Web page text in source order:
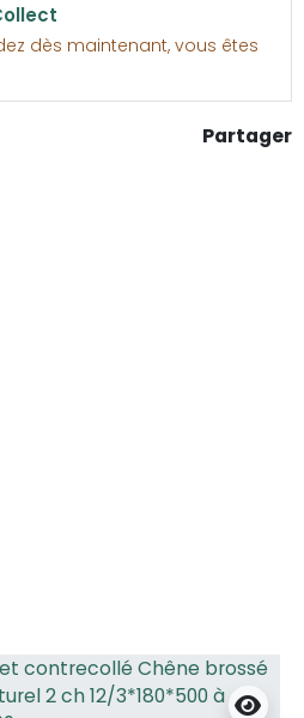
dès maintenant, vous êtes
Partager